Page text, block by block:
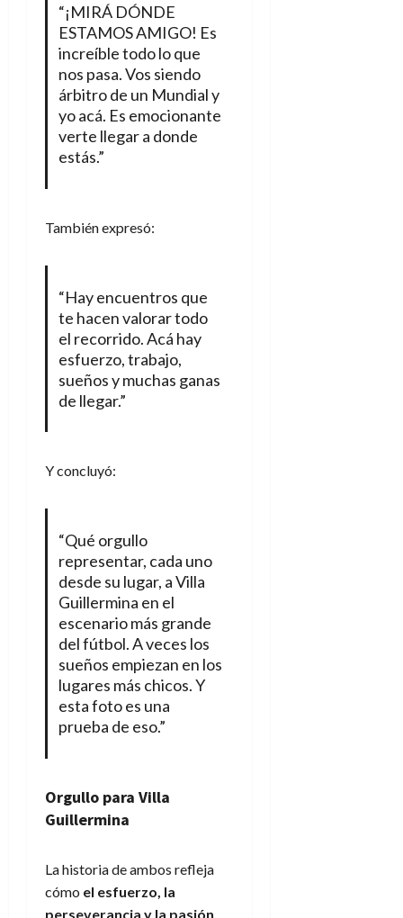
“¡MIRÁ DÓNDE
ESTAMOS AMIGO! Es
increíble todo lo que
nos pasa. Vos siendo
árbitro de un Mundial y
yo acá. Es emocionante
verte llegar a donde
estás.”
También expresó:
“Hay encuentros que
te hacen valorar todo
el recorrido. Acá hay
esfuerzo, trabajo,
sueños y muchas ganas
de llegar.”
Y concluyó:
“Qué orgullo
representar, cada uno
desde su lugar, a Villa
Guillermina en el
escenario más grande
del fútbol. A veces los
sueños empiezan en los
lugares más chicos. Y
esta foto es una
prueba de eso.”
Orgullo para Villa
Guillermina
La historia de ambos refleja
cómo el esfuerzo, la
perseverancia y la pasión